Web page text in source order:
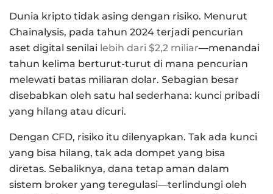
Dunia kripto tidak asing dengan risiko. Menurut
Chainalysis, pada tahun 2024 terjadi pencurian
aset digital senilai lebih dari $2,2 miliar—menandai
tahun kelima berturut-turut di mana pencurian
melewati batas miliaran dolar. Sebagian besar
disebabkan oleh satu hal sederhana: kunci pribadi
yang hilang atau dicuri.
Dengan CFD, risiko itu dilenyapkan. Tak ada kunci
yang bisa hilang, tak ada dompet yang bisa
diretas. Sebaliknya, dana tetap aman dalam
sistem broker yang teregulasi—terlindungi oleh